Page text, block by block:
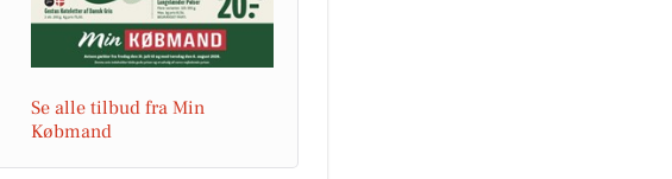
Se alle tilbud fra Min
Købmand